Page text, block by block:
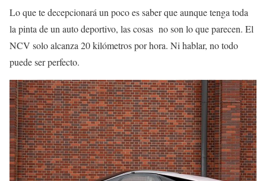
Lo que te decepcionará un poco es saber que aunque tenga toda
la pinta de un auto deportivo, las cosas no son lo que parecen. El
NCV solo alcanza 20 kilómetros por hora. Ni hablar, no todo
puede ser perfecto.